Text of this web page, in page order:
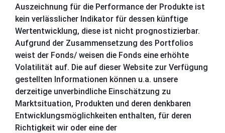
Auszeichnung für die Performance der Produkte ist
kein verlässlicher Indikator für dessen künftige
Wertentwicklung, diese ist nicht prognostizierbar.
Aufgrund der Zusammensetzung des Portfolios
weist der Fonds/ weisen die Fonds eine erhöhte
Volatilität auf. Die auf dieser Website zur Verfügung
gestellten Informationen können u.a. unsere
derzeitige unverbindliche Einschätzung zu
Marktsituation, Produkten und deren denkbaren
Entwicklungsmöglichkeiten enthalten, für deren
Richtigkeit wir oder eine der